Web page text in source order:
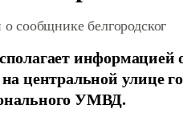
сообщнике белгородског
центральной улице
УМВД.